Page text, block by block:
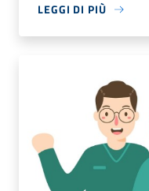
LEGGI DI PIÙ